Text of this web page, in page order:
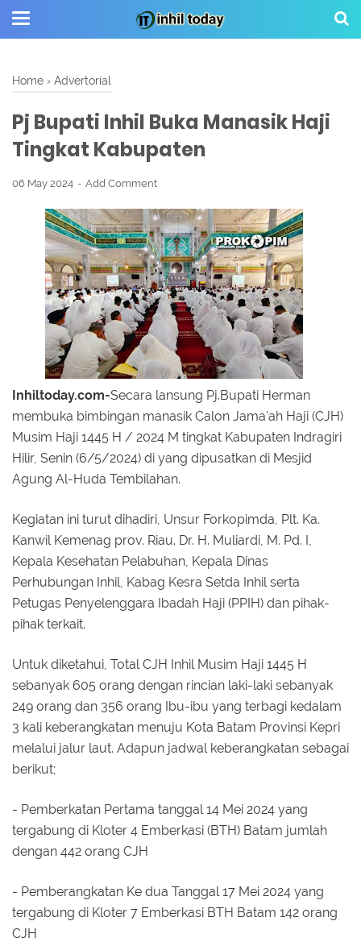
Home › Advertorial
Pj Bupati Inhil Buka Manasik Haji
Tingkat Kabupaten
06 May 2024 Add Comment
Inhiltoday.com-Secara lansung Pj.Bupati Herman
membuka bimbingan manasik Calon Jama'ah Haji (CJH)
Musim Haji 1445 H / 2024 M tingkat Kabupaten Indragiri
Hilir, Senin (6/5/2024) di yang dipusatkan di Mesjid
Agung Al-Huda Tembilahan.
Kegiatan ini turut dihadiri, Unsur Forkopimda, Plt. Ka.
Kanwil Kemenag prov. Riau. Dr. H. Muliardi, M. Pd. I,
Kepala Kesehatan Pelabuhan, Kepala Dinas
Perhubungan Inhil, Kabag Kesra Setda Inhil serta
Petugas Penyelenggara Ibadah Haji (PPIH) dan pihak-
pihak terkait.
Untuk diketahui, Total CJH Inhil Musim Haji 1445 H
sebanyak 605 orang dengan rincian laki-laki sebanyak
249 orang dan 356 orang Ibu-ibu yang terbagi kedalam
3 kali keberangkatan menuju Kota Batam Provinsi Kepri
melalui jalur laut. Adapun jadwal keberangkatan sebagai
berikut;
- Pemberkatan Pertama tanggal 14 Mei 2024 yang
tergabung di Kloter 4 Emberkasi (BTH) Batam jumlah
dengan 442 orang CJH
- Pemberangkatan Ke dua Tanggal 17 Mei 2024 yang
tergabung di Kloter 7 Emberkasi BTH Batam 142 orang
CJH